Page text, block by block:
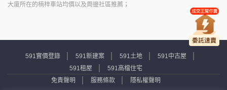
大廈所在的楠梓車站均價以及周邊社區推薦；
591實價登錄 591新建案 591土地
591中古屋
591租屋
591高檔住宅
免責聲明
服務條款 隱私權聲明